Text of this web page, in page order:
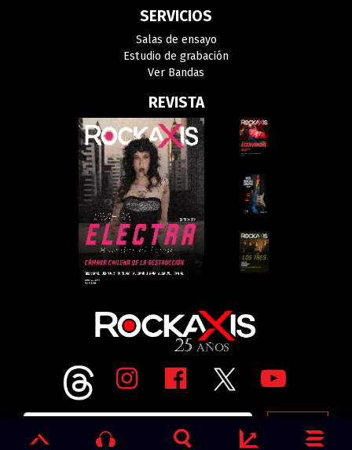
SERVICIOS
Salas de ensayo
Estudio de grabación
Ver Bandas
REVISTA